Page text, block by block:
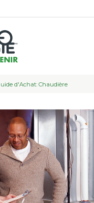
d'Achat: Chaudière